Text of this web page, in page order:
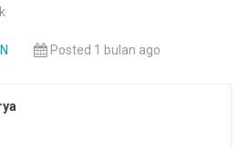
Posted 1 bulan ago